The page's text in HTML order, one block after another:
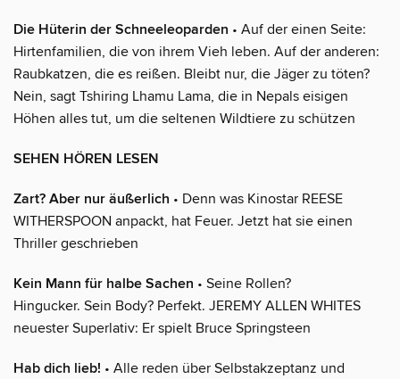
Die Hüterin der Schneeleoparden • Auf der einen Seite:
Hirtenfamilien, die von ihrem Vieh leben. Auf der anderen:
Raubkatzen, die es reißen. Bleibt nur, die Jäger zu töten?
Nein, sagt Tshiring Lhamu Lama, die in Nepals eisigen
Höhen alles tut, um die seltenen Wildtiere zu schützen
SEHEN HÖREN LESEN
Zart? Aber nur äußerlich • Denn was Kinostar REESE
WITHERSPOON anpackt, hat Feuer. Jetzt hat sie einen
Thriller geschrieben
Kein Mann für halbe Sachen • Seine Rollen?
Hingucker. Sein Body? Perfekt. JEREMY ALLEN WHITES
neuester Superlativ: Er spielt Bruce Springsteen
Hab dich lieb! • Alle reden über Selbstakzeptanz und